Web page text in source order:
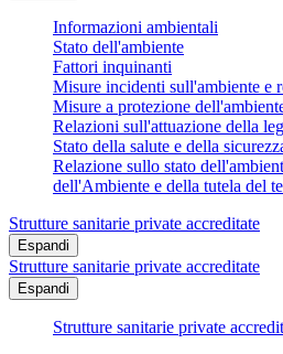
Informazioni ambientali
Stato dell'ambiente
Fattori inquinanti
Misure incidenti sull'ambiente e
Misure a protezione
Relazioni sull'attuazione della
Stato della salute e della
Relazione sullo stato
dell'Ambiente e della tutela del
Strutture sanitarie private accreditate
Espandi
Strutture sanitarie private accreditate
Espandi
Strutture sanitarie private